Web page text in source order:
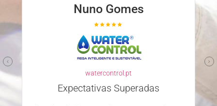
Nuno Gomes
watercontrol.pt
Expectativas Superadas